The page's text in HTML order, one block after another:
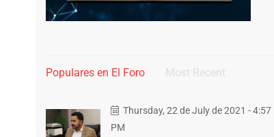
Populares en El Foro Most Recent
Thursday, 22 de July de 2021 - 4:57
PM